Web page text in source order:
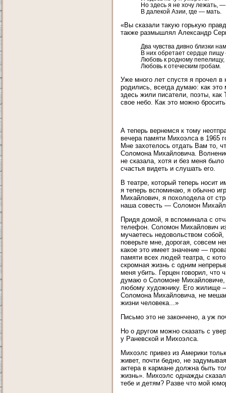
Но здесь я не хочу лежать, —
В далекой Азии, где — мать.
«Вы сказали такую горькую
также размышлял Александр
Два чувства дивно близки
В них обретает сердце
Любовь к родному пепелищу,
Любовь к отеческим гробам.
Уже много лет спустя я прочел
родились, всегда думаю: как
здесь жили писатели, поэты, как
свое небо. Как это можно
А теперь вернемся к тому
вечера памяти Михоэлса в 1965
Мне захотелось отдать Вам то,
Соломона Михайловича.
не сказала, хотя и без меня
счастья видеть и слушать его.
В театре, который теперь носит
я теперь вспоминаю, я обычно
Михайлович, я похолодела от
наша совесть — Соломон
Придя домой, я вспоминала с
телефон. Соломон Михайлович
мучаетесь недовольством
поверьте мне, дорогая, совсем
какое это имеет значение —
памяти всех людей театра, с
скромная жизнь с одним
меня убить. Герцен говорил, что
думаю о Соломоне Михайловиче,
любому художнику. Его жилище
Соломона Михайловича, не
жизни человека...»
Письмо это не закончено, а уж
Но о другом можно сказать с
у Раневской и Михоэлса.
Михоэлс привез из Америки
живет, почти бедно, не
актера в кармане должна быть
жизнь». Михоэлс однажды
тебе и детям? Разве что мой